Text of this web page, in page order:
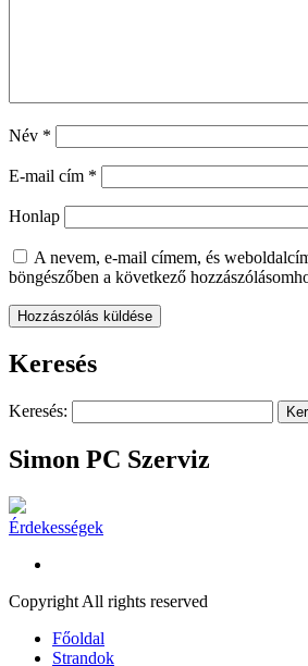
Név *
E-mail cím *
Honlap
A nevem, e-mail címem, és
böngészőben a következő
Keresés
Keresés:
Simon PC Szerviz
Érdekességek
Copyright All rights reserved
Főoldal
Strandok